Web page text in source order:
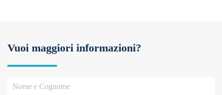
Vuoi maggiori informazioni?